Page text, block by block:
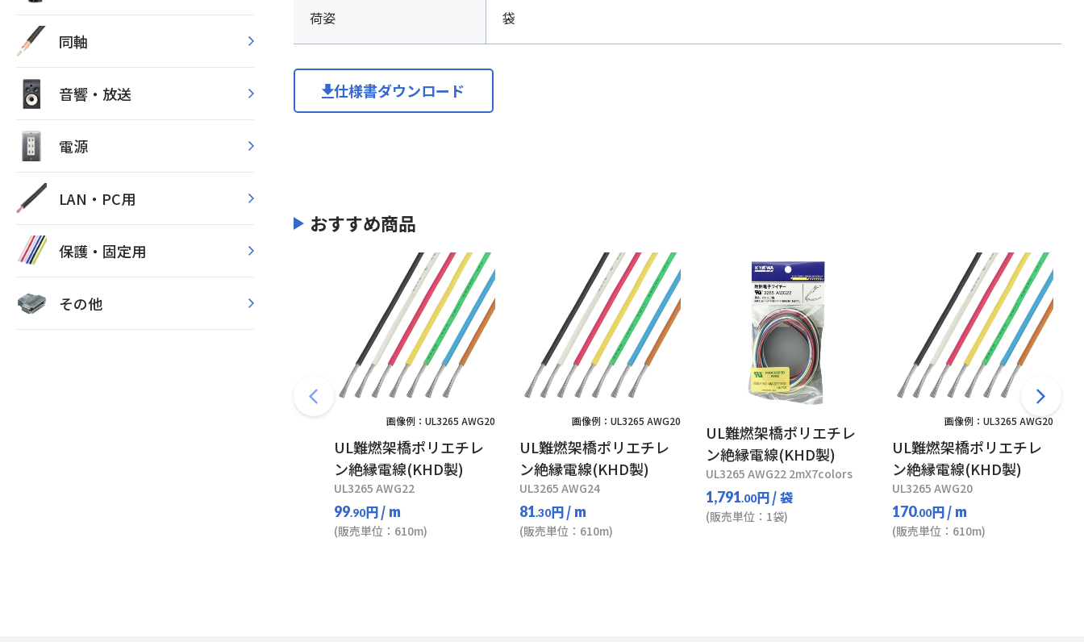
同軸
音響・放送
電源
LAN・PC用
保護・固定用
その他
荷姿 袋
仕様書ダウンロード
おすすめ商品
画像例：UL3265 AWG20
UL難燃架橋ポリエチレ
ン絶縁電線(KHD製)
UL3265 AWG22
99.90円/ m
(販売単位：610m)
画像例：UL3265 AWG20
UL難燃架橋ポリエチレ
ン絶縁電線(KHD製)
UL3265 AWG24
81.30円/ m
(販売単位：610m)
UL難燃架橋ポリエチレ
ン絶縁電線(KHD製)
UL3265 AWG22 2mX7colors
1,791.00円/ 袋
(販売単位：1袋)
画像例：UL3265 AWG20
UL難燃架橋ポリエチレ
ン絶縁電線(KHD製)
UL3265 AWG20
170.00円/ m
(販売単位：610m)